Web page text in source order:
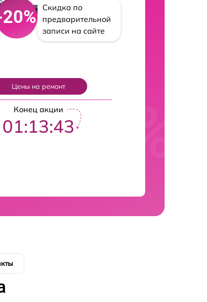
Скидка по
предварительной
записи на сайте
Цены на ремонт
Конец акции
01:13:42